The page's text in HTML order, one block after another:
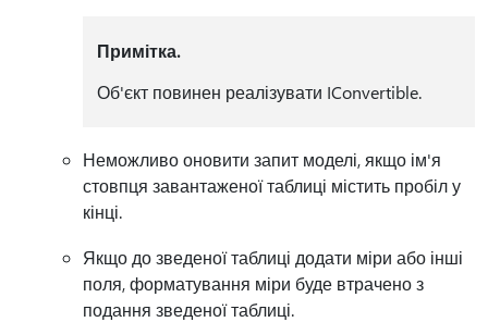
Примітка.
Об'єкт повинен реалізувати IConvertible.
Неможливо оновити запит моделі, якщо ім'я
стовпця завантаженої таблиці містить пробіл у
кінці.
Якщо до зведеної таблиці додати міри або інші
поля, форматування міри буде втрачено з
подання зведеної таблиці.